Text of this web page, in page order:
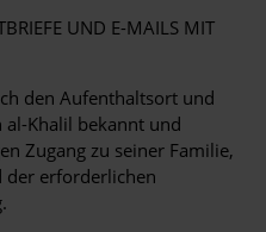
UND E-MAILS MIT
den Aufenthaltsort und
al-Khalil bekannt und
Zugang zu seiner Familie,
der erforderlichen